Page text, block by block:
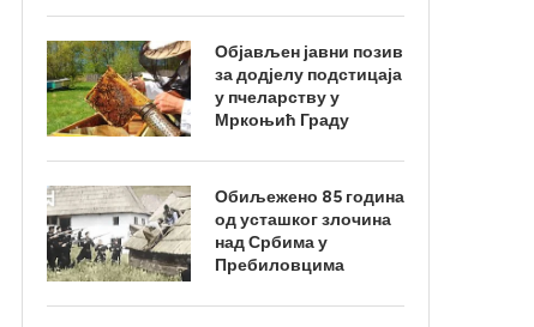
Објављен јавни позив
за додјелу подстицаја
у пчеларству у
Мркоњић Граду
Обиљежено 85 година
од усташког злочина
над Србима у
Пребиловцима